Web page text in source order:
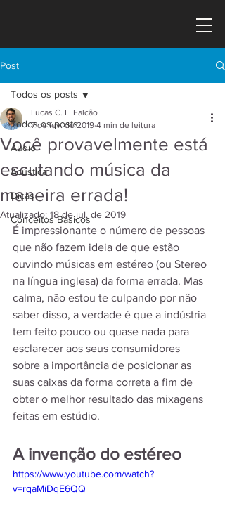
Post
Todos os posts
Áudio
Acústica
Dicas
Conceitos Básicos
Todos os posts
Você provavelmente está
escutando música da
maneira errada!
Lucas C. L. Falcão
7 de fev. de 2019 4 min de leitura
Atualizado: 18 de jul. de 2019
É impressionante o número de pessoas
que não fazem ideia de que estão
ouvindo músicas em estéreo (ou Stereo
na língua inglesa) da forma errada. Mas
calma, não estou te culpando por não
saber disso, a verdade é que a indústria
tem feito pouco ou quase nada para
esclarecer aos seus consumidores
sobre a importância de posicionar as
suas caixas da forma correta a fim de
obter o melhor resultado das mixagens
feitas em estúdio.
A invenção do estéreo
https://www.youtube.com/watch?
v=rqaMiDqE6QQ